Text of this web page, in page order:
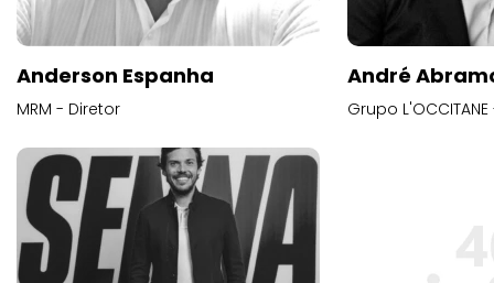
Anderson Espanha
MRM - Diretor
André
Grupo